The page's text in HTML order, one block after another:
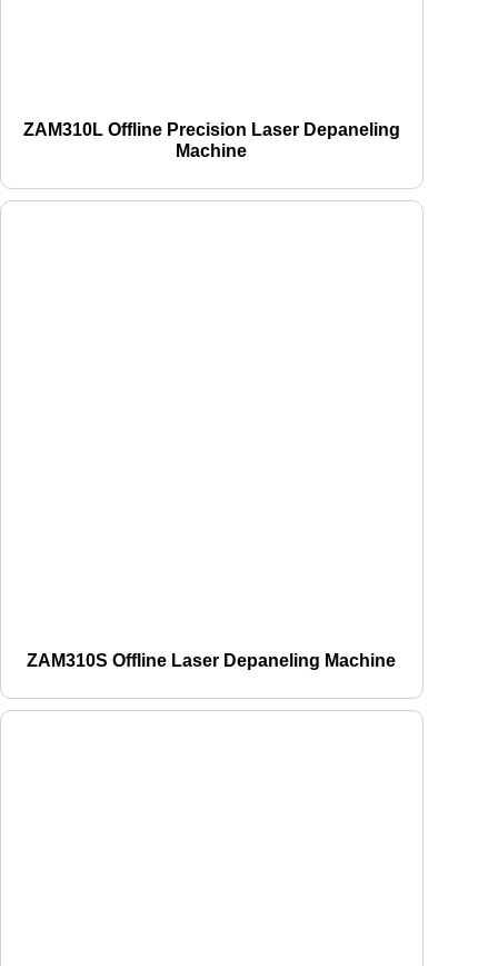
ZAM310L Offline Precision Laser Depaneling
Machine
ZAM310S Offline Laser Depaneling Machine